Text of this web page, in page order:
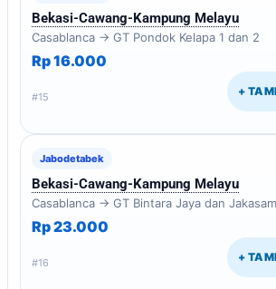
Bekasi-Cawang-Kampung Melayu
Casablanca → GT Pondok Kelapa 1 dan 2
Rp 16.000
#15 +
Jabodetabek
Bekasi-Cawang-Kampung Melayu
Casablanca → GT Bintara Jaya dan
Rp 23.000
#16 +